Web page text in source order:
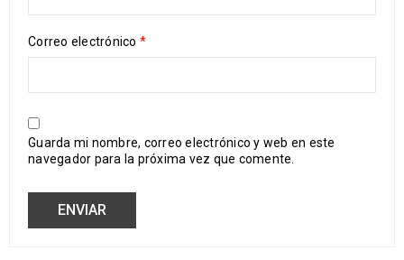
Correo electrónico *
Guarda mi nombre, correo electrónico y web en este
navegador para la próxima vez que comente.